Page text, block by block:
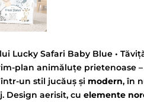
Lucky Safari Baby Blue •
plan animăluțe prietenoase
un stil jucăuș și modern, în
Design aerisit, cu elemente